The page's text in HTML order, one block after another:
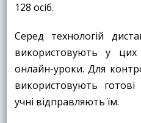
128 осіб.
Серед технологій
використовують у
онлайн-уроки. Для
використовують
учні відправляють їм.